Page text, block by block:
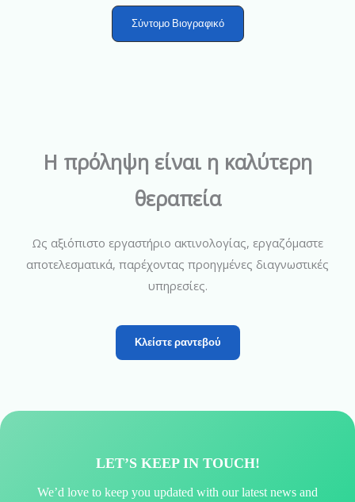
Σύντομο Βιογραφικό
Η πρόληψη είναι η καλύτερη
θεραπεία
Ως αξιόπιστο εργαστήριο ακτινολογίας, εργαζόμαστε
αποτελεσματικά, παρέχοντας προηγμένες διαγνωστικές
υπηρεσίες.
Κλείστε ραντεβού
LET’S KEEP IN TOUCH!
We’d love to keep you updated with our latest news and